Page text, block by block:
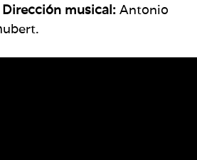
Dirección musical: Antonio